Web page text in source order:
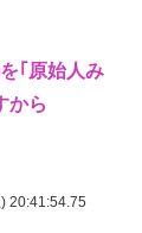
｢原始人み
から
20:41:54.75